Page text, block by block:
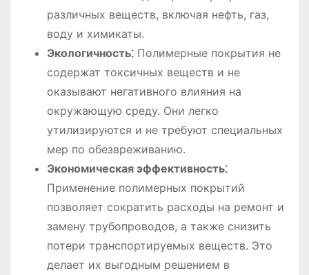
различных веществ, включая нефть, газ,
воду и химикаты.
Экологичность⁚Полимерные покрытия не
содержат токсичных веществ и не
оказывают негативного влияния на
окружающую среду. Они легко
утилизируются и не требуют специальных
мер по обезвреживанию.
Экономическая эффективность⁚
Применение полимерных покрытий
позволяет сократить расходы на ремонт и
замену трубопроводов, а также снизить
потери транспортируемых веществ. Это
делает их выгодным решением в